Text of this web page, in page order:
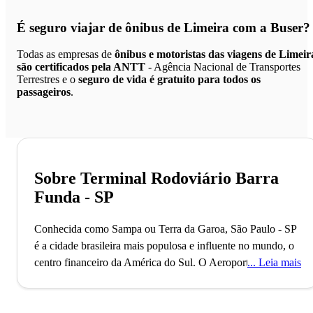
É seguro viajar de ônibus de Limeira com a Buser?
Todas as empresas de ônibus e motoristas das viagens de
são certificados pela ANTT - Agência Nacional de Transportes
Terrestres e o seguro de vida é gratuito para todos os
passageiros.
Sobre Terminal Rodoviário Barra
Funda - SP
Conhecida como Sampa ou Terra da Garoa, São Paulo - SP
é a cidade brasileira mais populosa e influente no mundo, o
centro financeiro da América do Sul. O Aeroporto deLeia mais